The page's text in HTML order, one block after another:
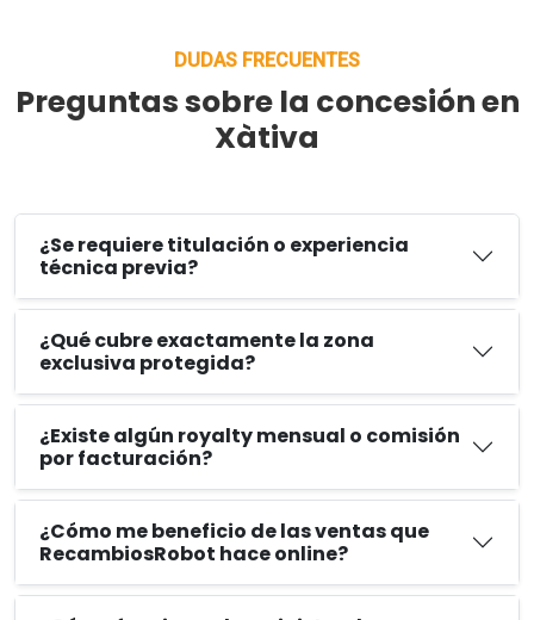
DUDAS FRECUENTES
Preguntas sobre la concesión en
Xàtiva
¿Se requiere titulación o experiencia
técnica previa?
¿Qué cubre exactamente la zona
exclusiva protegida?
¿Existe algún royalty mensual o comisión
por facturación?
¿Cómo me beneficio de las ventas que
RecambiosRobot hace online?